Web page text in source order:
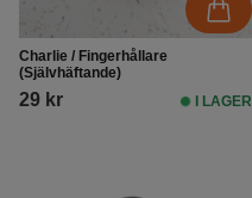
Charlie / Fingerhållare
(Självhäftande)
29 kr I LAGER